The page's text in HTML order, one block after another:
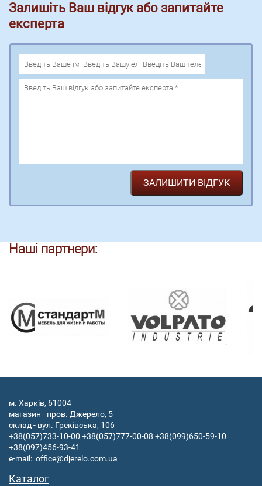
Залишіть Ваш відгук або запитайте
експерта
Наші партнери:
м. Харків, 61004
магазин - пров. Джерело, 5
склад - вул. Греківська, 106
+38(057)733-10-00 +38(057)777-00-08 +38(099)650-59-10
+38(097)456-93-41
e-mail: office@djerelo.com.ua
Каталог